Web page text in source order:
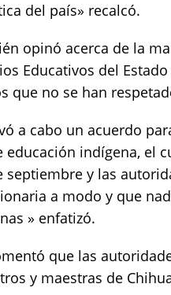
del país» recalcó.
opinó acerca de la
Educativos del Estado
que no se han
a cabo un acuerdo
indígena, el
septiembre y las
a modo y que
» enfatizó.
que las
y maestras de